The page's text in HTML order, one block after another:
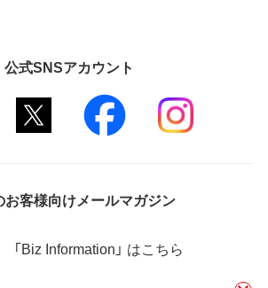
公式SNSアカウント
お客様向けメールマガジン
「Biz Information」 はこちら